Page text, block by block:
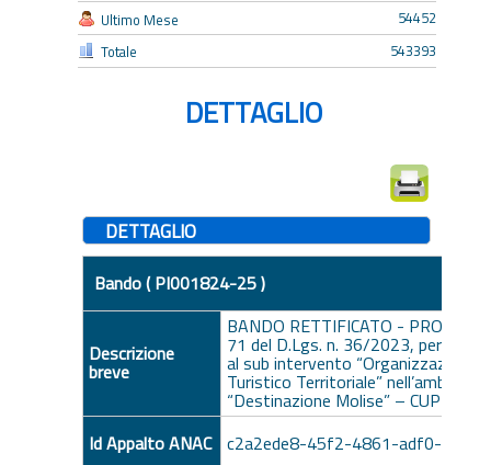
Ultimo Mese
Totale
54452
543393
DETTAGLIO
DETTAGLIO
Bando ( PI001824-25 )
Descrizione
breve
BANDO RETTIFICATO -
71 del D.Lgs. n. 36/2023, per
al sub intervento “Organizzazione
Turistico Territoriale” nell’ambito
“Destinazione Molise” – CUP
Id Appalto ANAC c2a2ede8-45f2-4861-adf0-